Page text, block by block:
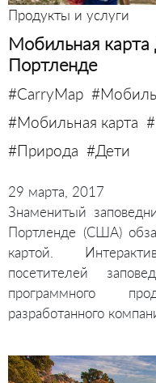
Продукты и услуги
Мобильная карта
Портленде
#CarryMap
#Мобильная карта
#Природа #Дети
29 марта, 2017
Знаменитый
Портленде (США)
картой.
посетителей
программного
разработанного